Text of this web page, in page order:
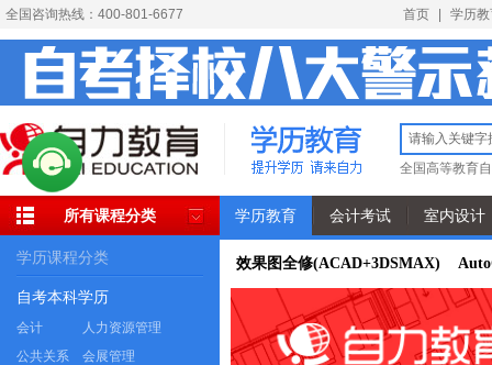
全国咨询热线：400-801-6677 首页 学历
全国高等教育
所有课程分类 学历教育 会计考试 室内设计
学历课程分类
自考本科学历
会计
人力资源管理
公共关系
会展管理
效果图全修(ACAD+3DSMAX)